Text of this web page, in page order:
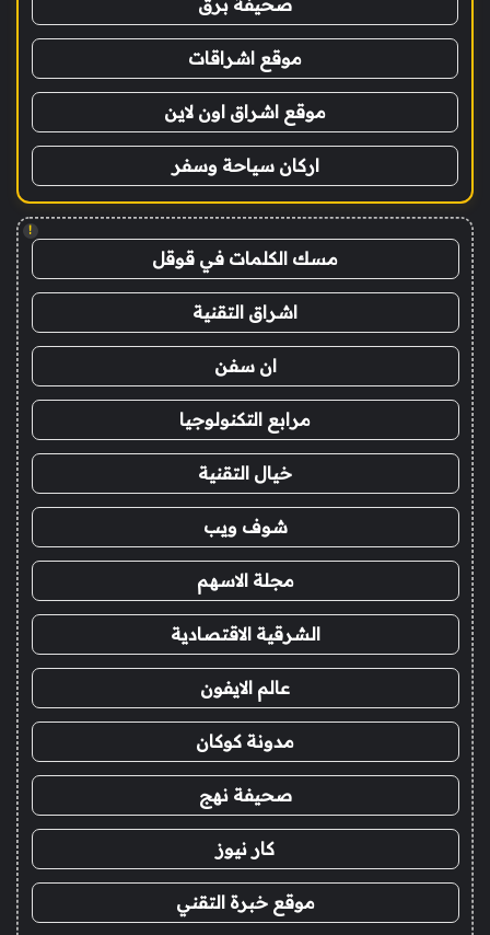
صحيفة برق
موقع اشراقات
موقع اشراق اون لاين
اركان سياحة وسفر
!
مسك الكلمات في قوقل
اشراق التقنية
ان سفن
مرابع التكنولوجيا
خيال التقنية
شوف ويب
مجلة الاسهم
الشرقية الاقتصادية
عالم الايفون
مدونة كوكان
صحيفة نهج
كار نيوز
موقع خبرة التقني